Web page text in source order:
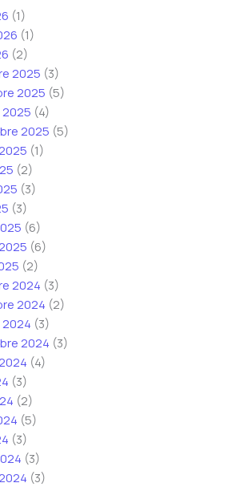
(1)
(1)
(2)
2025 (3)
2025 (5)
(4)
2025 (5)
(1)
(2)
(3)
(3)
(6)
(6)
(2)
2024 (3)
2024 (2)
(3)
2024 (3)
(4)
(3)
(2)
(5)
(3)
(3)
(3)